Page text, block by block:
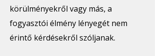
körülményekről vagy más, a
fogyasztói élmény lényegét nem
érintő kérdésekről szóljanak.